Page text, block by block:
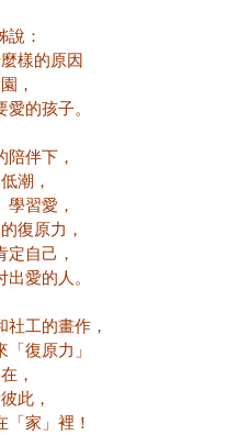
說：
樣的原因
，
的孩子。
伴下，
潮，
習愛，
復原力，
自己，
愛的人。
工的畫作，
復原力」
，
此，
家」裡！